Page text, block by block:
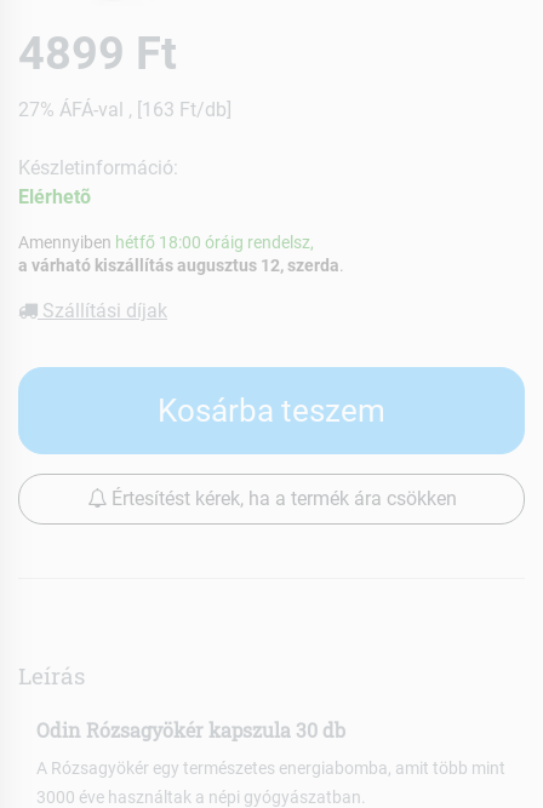
4899 Ft
27% ÁFÁ-val , [163 Ft/db]
Készletinformáció:
Elérhetõ
Amennyiben hétfő 18:00 óráig rendelsz,
a várható kiszállítás augusztus 12, szerda
Szállítási díjak
Kosárba teszem
Értesítést kérek, ha a termék ára csökken
Leírás
Odin Rózsagyökér kapszula 30 db
A Rózsagyökér egy természetes energiabomba, amit több mint
3000 éve használtak a népi gyógyászatban.